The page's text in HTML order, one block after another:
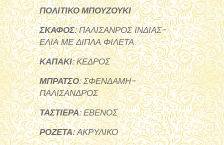
ΠΟΛΙΤΙΚΟ ΜΠΟΥΖΟΥΚΙ
ΣΚΑΦΟΣ: ΠΑΛΙΣΑΝΡΟΣ ΙΝΔΙΑΣ-
ΕΛΙΑ ΜΕ ΔΙΠΛΑ ΦΙΛΕΤΑ
ΚΑΠΑΚΙ: ΚΕΔΡΟΣ
ΜΠΡΑΤΣΟ: ΣΦΕΝΔΑΜΗ-
ΠΑΛΙΣΑΝΔΡΟΣ
ΤΑΣΤΙΕΡΑ: ΕΒΕΝΟΣ
ΡΟΖΕΤΑ: ΑΚΡΥΛΙΚΟ